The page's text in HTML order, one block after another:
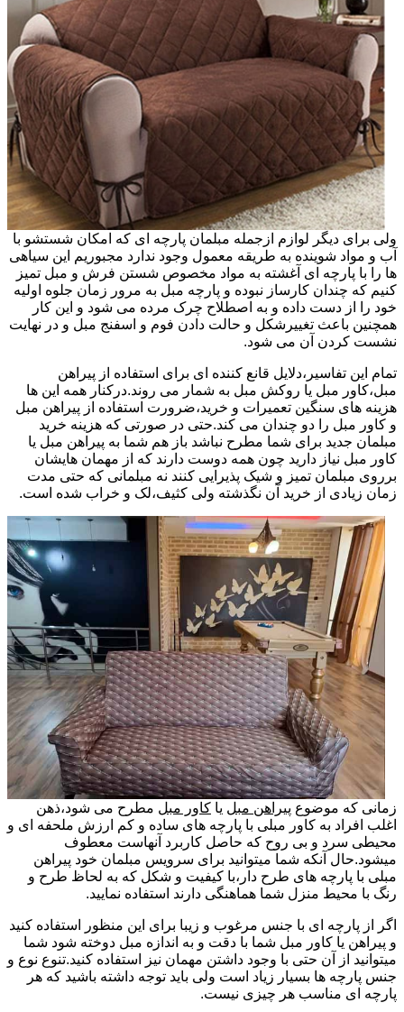
ولی برای دیگر لوازم ازجمله مبلمان پارچه ای که امکان شستشو با
آب و مواد شوینده به طریقه معمول وجود ندارد مجبوریم این سیاهی
ها را با پارچه ای آغشته به مواد مخصوص شستن فرش و مبل تمیز
کنیم که چندان کارساز نبوده و پارچه مبل به مرور زمان جلوه اولیه
خود را از دست داده و به اصطلاح چرک مرده می شود و این کار
همچنین باعث تغییرشکل و حالت دادن فوم و اسفنج مبل و در نهایت
نشست کردن آن می شود.
تمام این تفاسیر،دلایل قانع کننده ای برای استفاده از پیراهن
مبل،کاور مبل یا روکش مبل به شمار می روند.درکنار همه این ها
هزینه های سنگین تعمیرات و خرید،ضرورت استفاده از پیراهن مبل
و کاور مبل را دو چندان می کند.حتی در صورتی که هزینه خرید
مبلمان جدید برای شما مطرح نباشد باز هم شما به پیراهن مبل یا
کاور مبل نیاز دارید چون همه دوست دارند که از مهمان هایشان
برروی مبلمان تمیز و شیک پذیرایی کنند نه مبلمانی که حتی مدت
زمان زیادی از خرید آن نگذشته ولی کثیف،لک و خراب شده است.
زمانی که موضوع پیراهن مبل یا کاور مبل مطرح می شود،ذهن
اغلب افراد به کاور مبلی با پارچه های ساده و کم ارزش ملحفه ای و
محیطی سرد و بی روح که حاصل کاربرد آنهاست معطوف
میشود.حال آنکه شما میتوانید برای سرویس مبلمان خود پیراهن
مبلی با پارچه های طرح دار،با کیفیت و شکل که به لحاظ طرح و
رنگ با محیط منزل شما هماهنگی دارند استفاده نمایید.
اگر از پارچه ای با جنس مرغوب و زیبا برای این منظور استفاده کنید
و پیراهن یا کاور مبل شما با دقت و به اندازه مبل دوخته شود شما
میتوانید از آن حتی با وجود داشتن مهمان نیز استفاده کنید.تنوع نوع و
جنس پارچه ها بسیار زیاد است ولی باید توجه داشته باشید که هر
پارچه ای مناسب هر چیزی نیست.